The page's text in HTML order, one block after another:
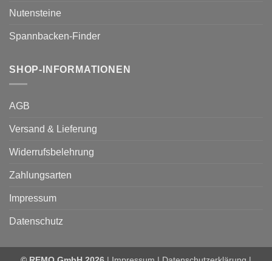
Nutensteine
Spannbacken-Finder
SHOP-INFORMATIONEN
AGB
Versand & Lieferung
Widerrufsbelehrung
Zahlungsarten
Impressum
Datenschutz